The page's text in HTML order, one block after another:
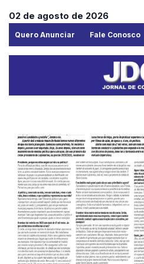
02 de agosto de 2026
Quero Anunciar Fale Conosco